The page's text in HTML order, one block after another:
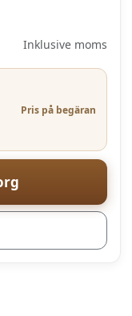
Inklusive moms
Pris på begäran